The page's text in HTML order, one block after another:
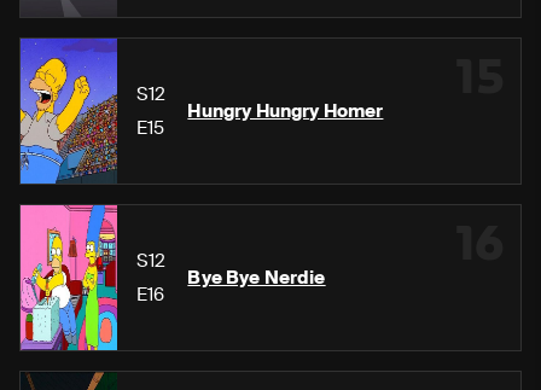
S12
E15
Hungry Hungry Homer
S12
E16
Bye Bye Nerdie